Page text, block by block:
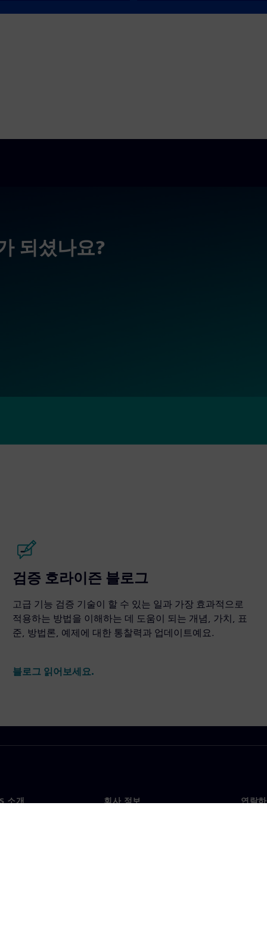
되셨나요?
검증 호라이즌 블로그
고급 기능 검증 기술이 할 수 있는 일과 가장 효과적으로
적용하는 방법을 이해하는 데 도움이 되는 개념, 가치, 표
준, 방법론, 예제에 대한 통찰력과 업데이트예요.
블로그 읽어보세요.
소개 회사 정보 연락